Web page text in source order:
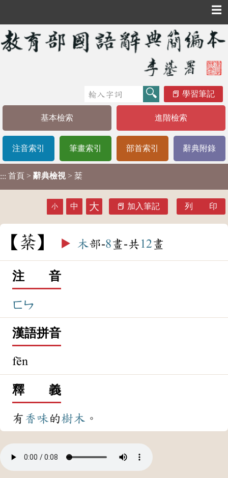
☰
學習筆記
基本檢索 進階檢索
注音索引 筆畫索引 部首索引 辭典附錄
::: 首頁 > 辭典檢視 > 棻
小 中 大 加入筆記 列 印
棻 ▶️ 木部-8畫-共 12畫
注 音
ㄈㄣ
漢語拼音
fēn
釋 義
有 香味的樹木 。